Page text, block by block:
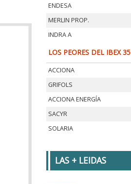
ENDESA
MERLIN PROP.
INDRA A
LOS PEORES DEL IBEX 35
ACCIONA
GRIFOLS
ACCIONA ENERGÍA
SACYR
SOLARIA
LAS + LEIDAS